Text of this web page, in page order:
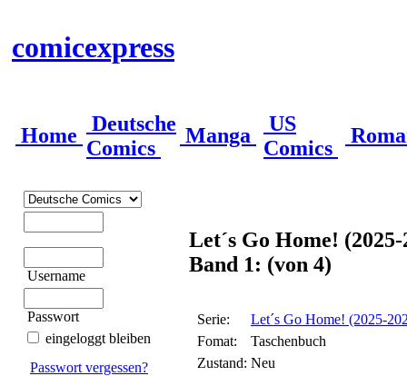
comicexpress
Home
Deutsche
Comics
Manga
US
Comics
Username
Passwort
eingeloggt bleiben
Passwort vergessen?
Let´s Go Home! (2025-
Band 1: (von 4)
Serie:
Let´s Go Home! (2025-
Fomat:
Taschenbuch
Zustand: Neu